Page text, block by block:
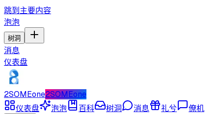
跳到主要内容
泡泡
树洞
消息
仪表盘
2SOMEone2SOMEone
仪表盘
泡泡 百科 树洞 消息 礼兮 僚机